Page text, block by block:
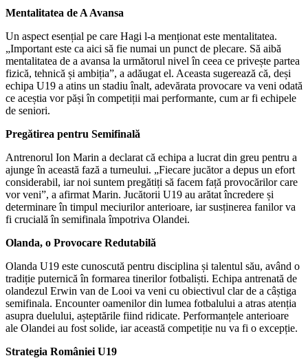
Mentalitatea de A Avansa
Un aspect esențial pe care Hagi l-a menționat este mentalitatea.
„Important este ca aici să fie numai un punct de plecare. Să aibă
mentalitatea de a avansa la următorul nivel în ceea ce privește partea
fizică, tehnică și ambiția”, a adăugat el. Aceasta sugerează că, deși
echipa U19 a atins un stadiu înalt, adevărata provocare va veni odată
ce aceștia vor păși în competiții mai performante, cum ar fi echipele
de seniori.
Pregătirea pentru Semifinală
Antrenorul Ion Marin a declarat că echipa a lucrat din greu pentru a
ajunge în această fază a turneului. „Fiecare jucător a depus un efort
considerabil, iar noi suntem pregătiți să facem față provocărilor care
vor veni”, a afirmat Marin. Jucătorii U19 au arătat încredere și
determinare în timpul meciurilor anterioare, iar susținerea fanilor va
fi crucială în semifinala împotriva Olandei.
Olanda, o Provocare Redutabilă
Olanda U19 este cunoscută pentru disciplina și talentul său, având o
tradiție puternică în formarea tinerilor fotbaliști. Echipa antrenată de
olandezul Erwin van de Looi va veni cu obiectivul clar de a câștiga
semifinala. Encounter oamenilor din lumea fotbalului a atras atenția
asupra duelului, așteptările fiind ridicate. Performanțele anterioare
ale Olandei au fost solide, iar această competiție nu va fi o excepție.
Strategia României U19